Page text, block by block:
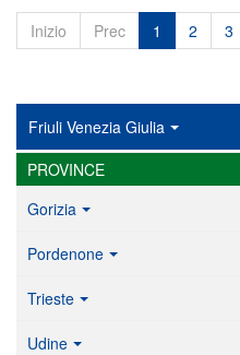
Inizio Prec 1 2 3
Friuli Venezia Giulia
PROVINCE
Gorizia
Pordenone
Trieste
Udine